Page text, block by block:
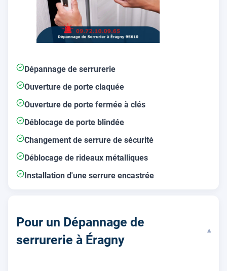
Dépannage de serrurerie
Ouverture de porte claquée
Ouverture de porte fermée à clés
Déblocage de porte blindée
Changement de serrure de sécurité
Déblocage de rideaux métalliques
Installation d'une serrure encastrée
Pour un Dépannage de
serrurerie à Éragny
▾